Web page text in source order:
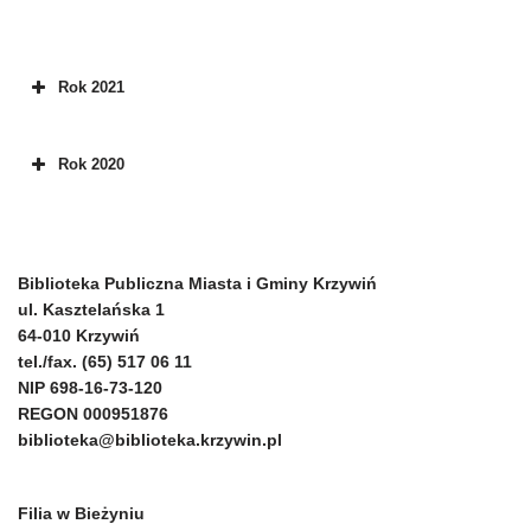
Rok 2021
Rok 2020
Biblioteka Publiczna Miasta i Gminy Krzywiń
ul. Kasztelańska 1
64-010 Krzywiń
tel./fax. (65) 517 06 11
NIP 698-16-73-120
REGON 000951876
biblioteka@biblioteka.krzywin.pl
Filia w Bieżyniu